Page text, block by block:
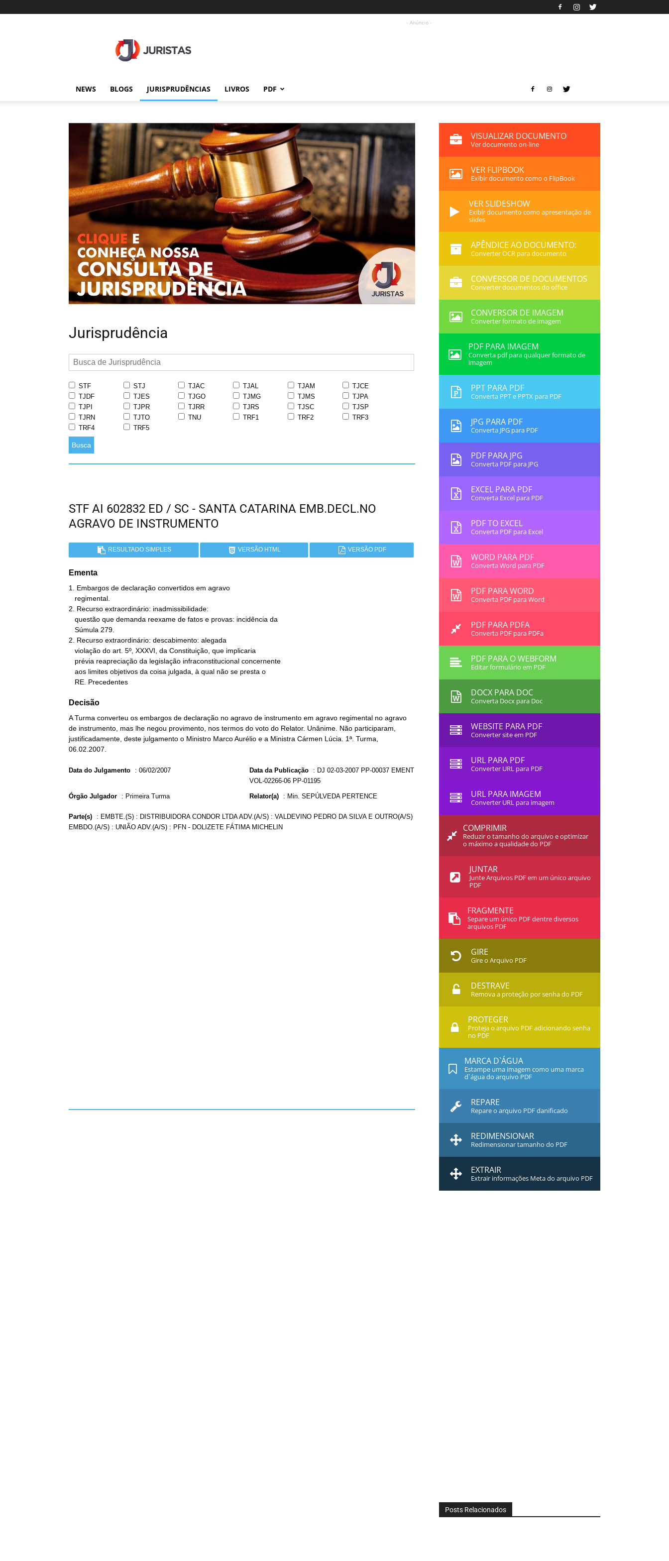
- Anúncio -
NEWS BLOGS JURISPRUDÊNCIAS LIVROS PDF
Jurisprudência
STF STJ TJAC TJAL TJAM
TJCE
TJDF
TJES TJGO TJMG TJMS
TJPA
TJPI
TJPR TJRR TJRS TJSC
TJSP
TJRN
TJTO TNU TRF1 TRF2
TRF3
TRF4
TRF5
Busca
STF AI 602832 ED / SC - SANTA CATARINA EMB.DECL.NO
AGRAVO DE INSTRUMENTO
RESULTADO SIMPLES VERSÃO HTML VERSÃO PDF
Ementa
1. Embargos de declaração convertidos em agravo
2. Recurso extraordinário: inadmissibilidade:
2. Recurso extraordinário: descabimento: alegada
   RE. Precedentes
Decisão
A Turma converteu os embargos de declaração no agravo de instrumento em agravo regimental no agravo
de instrumento, mas lhe negou provimento, nos termos do voto do Relator. Unânime. Não participaram,
justificadamente, deste julgamento o Ministro Marco Aurélio e a Ministra Cármen Lúcia. 1ª. Turma,
06.02.2007.
Data do Julgamento : 06/02/2007 Data da Publicação : DJ 02-03-2007 PP-00037 EMENT
VOL-02266-06 PP-01195
Órgão Julgador : Primeira Turma Relator(a) : Min. SEPÚLVEDA PERTENCE
Parte(s) : EMBTE.(S) : DISTRIBUIDORA CONDOR LTDA ADV.(A/S) : VALDEVINO PEDRO DA SILVA E OUTRO(A/S)
EMBDO.(A/S) : UNIÃO ADV.(A/S) : PFN - DOLIZETE FÁTIMA MICHELIN
VISUALIZAR DOCUMENTO
Ver documento on-line
VER FLIPBOOK
Exibir documento como o FlipBook
VER SLIDESHOW
Exibir documento como apresentação de
slides
APÊNDICE AO DOCUMENTO:
Converter OCR para documento
CONVERSOR DE DOCUMENTOS
Converter documentos do office
CONVERSOR DE IMAGEM
Converter formato de imagem
PDF PARA IMAGEM
Converta pdf para qualquer formato de
imagem
PPT PARA PDF
Converta PPT e PPTX para PDF
JPG PARA PDF
Converta JPG para PDF
PDF PARA JPG
Converta PDF para JPG
EXCEL PARA PDF
Converta Excel para PDF
PDF TO EXCEL
Converta PDF para Excel
WORD PARA PDF
Converta Word para PDF
PDF PARA WORD
Converta PDF para Word
PDF PARA PDFA
Converta PDF para PDFa
PDF PARA O WEBFORM
Editar formulário em PDF
DOCX PARA DOC
Converta Docx para Doc
WEBSITE PARA PDF
Converter site em PDF
URL PARA PDF
Converter URL para PDF
URL PARA IMAGEM
Converter URL para imagem
COMPRIMIR
Reduzir o tamanho do arquivo e optimizar
o máximo a qualidade do PDF
JUNTAR
Junte Arquivos PDF em um único arquivo
PDF
FRAGMENTE
Separe um único PDF dentre diversos
arquivos PDF
GIRE
Gire o Arquivo PDF
DESTRAVE
Remova a proteção por senha do PDF
PROTEGER
Proteja o arquivo PDF adicionando senha
no PDF
MARCA D`ÁGUA
Estampe uma imagem como uma marca
d`água do arquivo PDF
REPARE
Repare o arquivo PDF danificado
REDIMENSIONAR
Redimensionar tamanho do PDF
EXTRAIR
Extrair informações Meta do arquivo PDF
Posts Relacionados